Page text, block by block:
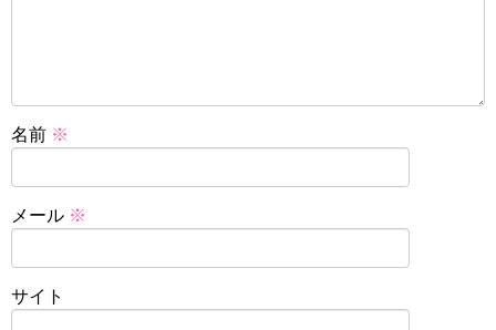
名前 ※
メール ※
サイト